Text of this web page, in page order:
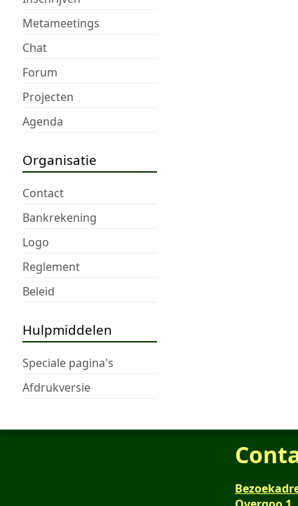
Metameetings
Chat
Forum
Projecten
Agenda
Organisatie
Contact
Bankrekening
Logo
Reglement
Beleid
Hulpmiddelen
Speciale pagina's
Afdrukversie